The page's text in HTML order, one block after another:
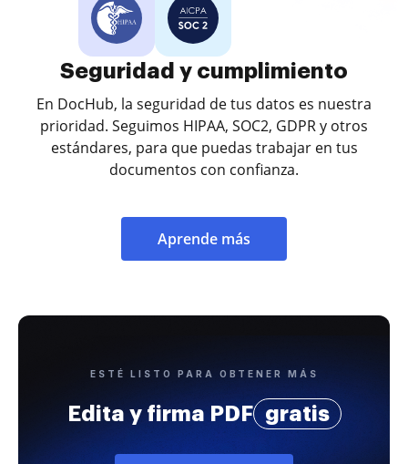
Seguridad y cumplimiento
En DocHub, la seguridad de tus datos es nuestra
prioridad. Seguimos HIPAA, SOC2, GDPR y otros
estándares, para que puedas trabajar en tus
documentos con confianza.
Aprende más
ESTÉ LISTO PARA OBTENER MÁS
Edita y firma PDF gratis